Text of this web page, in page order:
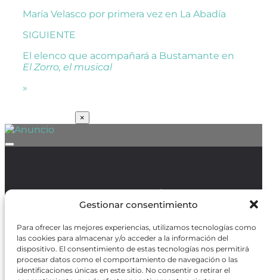
Gestionar consentimiento
Para ofrecer las mejores experiencias, utilizamos tecnologías como
las cookies para almacenar y/o acceder a la información del
dispositivo. El consentimiento de estas tecnologías nos permitirá
procesar datos como el comportamiento de navegación o las
identificaciones únicas en este sitio. No consentir o retirar el
María Velasco por primera vez en La Abadía
SIGUIENTE
El elenco que acompañará a Bustamante en
El Zorro, el musical
»
×
Política de Protección de Datos/Política de Cookies
REVISTA ONLINE
CARTELERA TEATRO MADRID